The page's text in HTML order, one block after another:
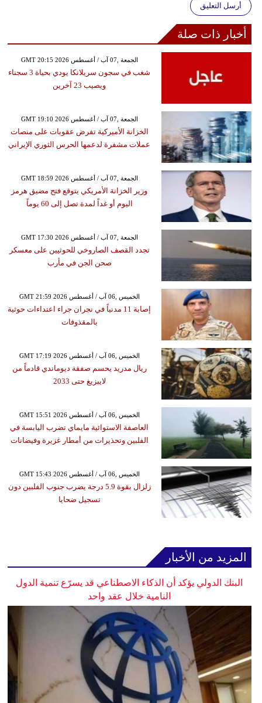
أرسل التعليق
أخبار ذات صلة
GMT 20:15 2026 الجمعة ,07 آب / أغسطس
شغب في سجون سريلانكا يودي بحياة 3 سجناء
ويصيب 23 آخرين
GMT 19:10 2026 الجمعة ,07 آب / أغسطس
الخزانة الأميركية تفرض عقوبات على منصات
عملات مشفرة لدعمها الحرس الثوري الإيراني
GMT 18:59 2026 الجمعة ,07 آب / أغسطس
وزير الخزانة الأمريكي يتوقع فتح مضيق هرمز
اليوم أو غداً لمدة تصل إلى 60 يوماً
GMT 17:30 2026 الجمعة ,07 آب / أغسطس
تجدد القصف الصاروخي للحوثيين على معسكر
صحن الجن في مأرب
GMT 21:59 2026 الخميس ,06 آب / أغسطس
إصابة 11 مدنياً في نجران جراء اعتداءات حوثية
بالمقذوفات
GMT 17:19 2026 الخميس ,06 آب / أغسطس
ريال مدريد يحسم صفقة ديوماندي قادماً من
لايبزيغ حتى 2033
GMT 15:51 2026 الخميس ,06 آب / أغسطس
العاصفة الاستوائية مايماي تضرب اليابسة في
الفلبين وتحذيرات من أمطار غزيرة وفيضانات
GMT 15:43 2026 الخميس ,06 آب / أغسطس
زلزال بقوة 5.9 درجة يضرب جنوب الفلبين دون
تسجيل ضحايا
المزيد من الأخبار
البنك الدولي يؤكد أن الذكاء الاصطناعي قد يسرّع تنمية الدول
النامية خلال عقد واحد